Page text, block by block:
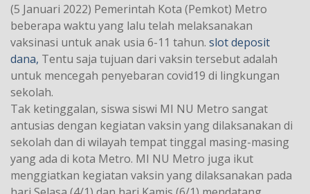
(5 Januari 2022) Pemerintah Kota (Pemkot) Metro
beberapa waktu yang lalu telah melaksanakan
vaksinasi untuk anak usia 6-11 tahun. slot deposit
dana, Tentu saja tujuan dari vaksin tersebut adalah
untuk mencegah penyebaran covid19 di lingkungan
sekolah.
Tak ketinggalan, siswa siswi MI NU Metro sangat
antusias dengan kegiatan vaksin yang dilaksanakan di
sekolah dan di wilayah tempat tinggal masing-masing
yang ada di kota Metro. MI NU Metro juga ikut
menggiatkan kegiatan vaksin yang dilaksanakan pada